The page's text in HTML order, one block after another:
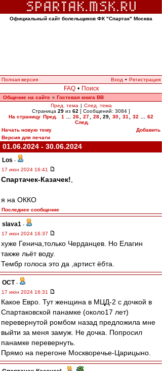
Официальный сайт болельщиков ФК "Спартак" Москва
Полная версия Вход • Регистрация
FAQ • Поиск
Общение на сайте » Гостевая книга ВВ
Пред. тема | След. тема
Страница 29 из 62 [ Сообщений: 3084 ]
На страницу Пред. 1 26 27 28 29 30 31 32
62
След.
Начать новую тему
Добавить
Версия для печати
01.06.2024 - 30.06.2024
Los -
17 июн 2024 16:41
Спартачек-Казачек!
я на ОККО
Последнее сообщение
slava1 -
17 июн 2024 16:37
хуже Генича,только Черданцев. Но Елагин
также льёт воду.
Тембр голоса это да ,артист ёбта.
ОСТ -
17 июн 2024 16:31
Какое Евро. Тут женщина в МЦД-2 с дочкой в
Спартаковской панамке (около17 лет)
перевернутой ромбом назад предложила мне
выйти за меня замуж. Не дочка. Попросил
панамке перевернуть.
Прямо на перегоне Москворечье-Царицыно.